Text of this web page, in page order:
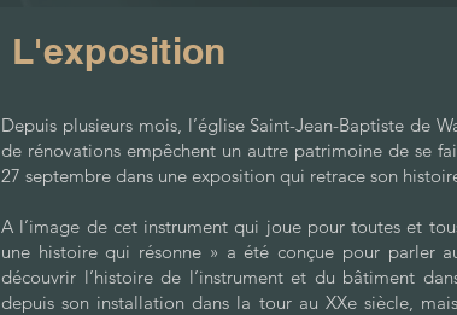
L'exposition
Depuis plusieurs mois, l’église Saint-Jean-Baptiste de
de rénovations empêchent un autre patrimoine de se
27 septembre dans une exposition qui retrace son
A l’image de cet instrument qui joue pour toutes et
une histoire qui résonne » a été conçue pour parler
découvrir l’histoire de l’instrument et du bâtiment
depuis son installation dans la tour au XXe siècle,